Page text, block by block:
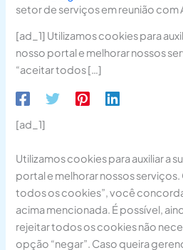
setor de serviços em reunião com
[ad_1] Utilizamos cookies para
nosso portal e melhorar nossos
“aceitar todos […]
[ad_1]
Utilizamos cookies para auxiliar a
portal e melhorar nossos
todos os cookies”, você
acima mencionada. É possível,
rejeitar todos os cookies não
opção “negar”. Caso queira